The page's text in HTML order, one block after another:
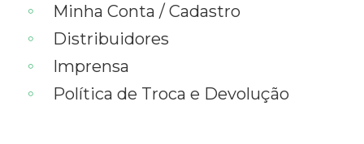
Minha Conta / Cadastro
Distribuidores
Imprensa
Política de Troca e Devolução